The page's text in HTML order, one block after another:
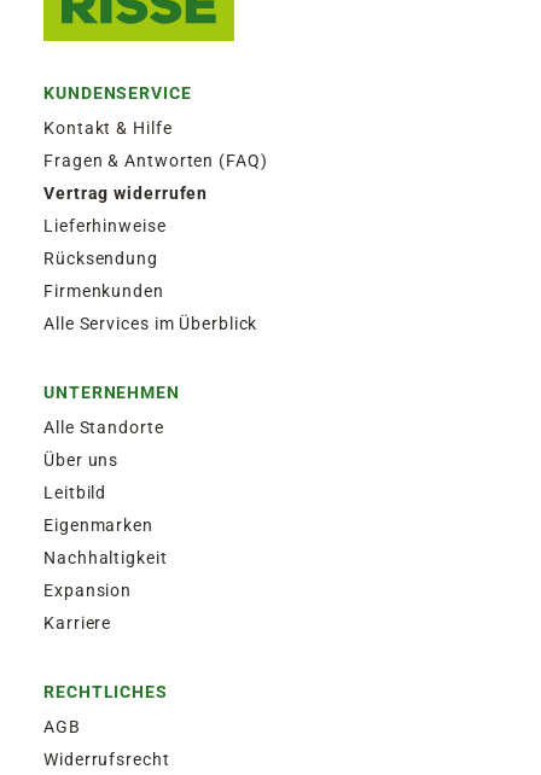
KUNDENSERVICE
Kontakt & Hilfe
Fragen & Antworten (FAQ)
Vertrag widerrufen
Lieferhinweise
Rücksendung
Firmenkunden
Alle Services im Überblick
UNTERNEHMEN
Alle Standorte
Über uns
Leitbild
Eigenmarken
Nachhaltigkeit
Expansion
Karriere
RECHTLICHES
AGB
Widerrufsrecht